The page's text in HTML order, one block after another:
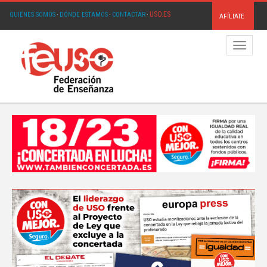
QUIÉNES SOMOS· DÓNDE ESTAMOS· CONTACTAR· USO.ES AFÍLIATE
Menú